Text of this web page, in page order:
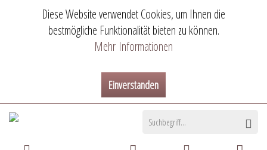
Diese Website verwendet Cookies, um Ihnen die
bestmögliche Funktionalität bieten zu können.
Mehr Informationen
Einverstanden